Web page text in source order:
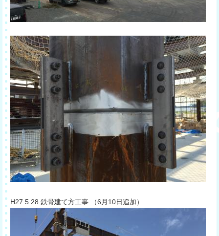
​H27.5.28 鉄骨建て方工事 （6月10日追加）